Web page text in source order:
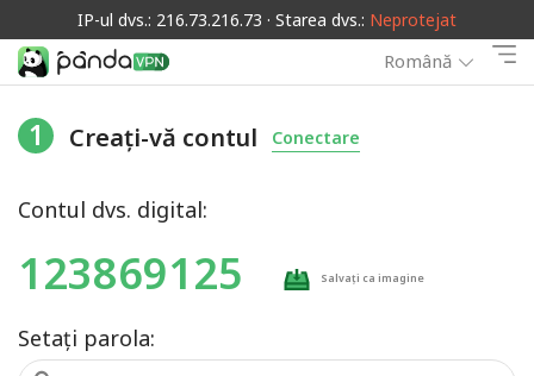
IP-ul dvs.: 216.73.216.73 · Starea dvs.: Neprotejat
Română
1 Creați-vă contul Conectare
Contul dvs. digital:
123869125 Salvați ca imagine
Setați parola: